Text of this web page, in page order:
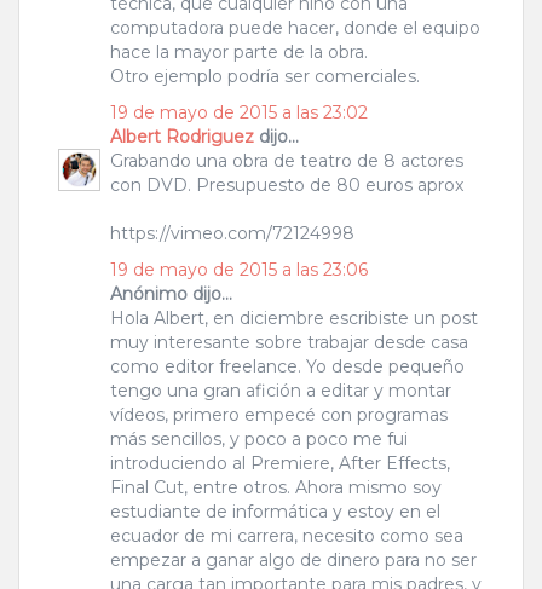
computadora puede hacer, donde el equipo
hace la mayor parte de la obra.
Otro ejemplo podría ser comerciales.
19 de mayo de 2015 a las 23:02
Albert Rodriguez dijo...
Grabando una obra de teatro de 8 actores
con DVD. Presupuesto de 80 euros aprox
https://vimeo.com/72124998
19 de mayo de 2015 a las 23:06
Anónimo dijo...
Hola Albert, en diciembre escribiste un post
muy interesante sobre trabajar desde casa
como editor freelance. Yo desde pequeño
tengo una gran afición a editar y montar
vídeos, primero empecé con programas
más sencillos, y poco a poco me fui
introduciendo al Premiere, After Effects,
Final Cut, entre otros. Ahora mismo soy
estudiante de informática y estoy en el
ecuador de mi carrera, necesito como sea
empezar a ganar algo de dinero para no ser
una carga tan importante para mis padres, y